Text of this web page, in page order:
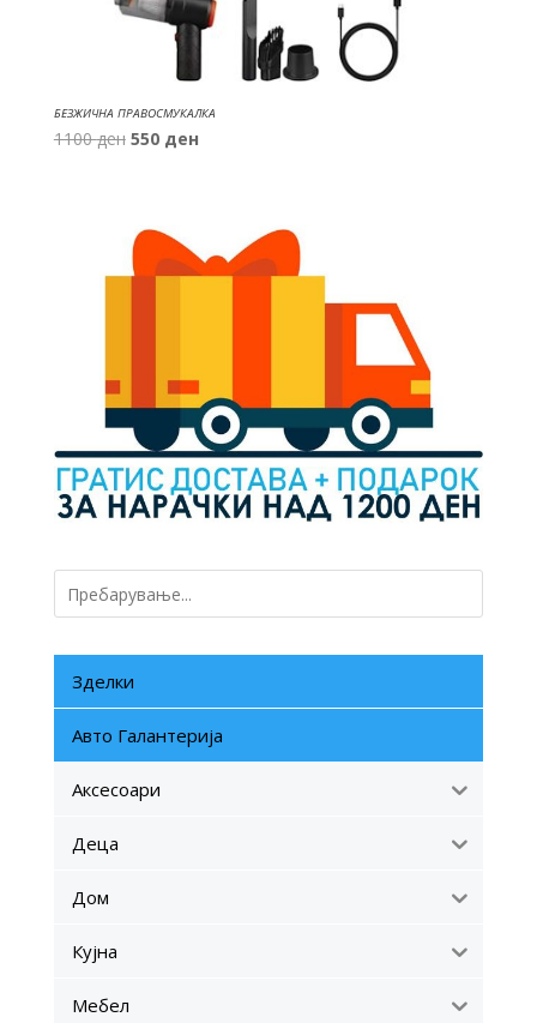
БЕЗЖИЧНА ПРАВОСМУКАЛКА
1100ден Original
550 денCurrent
Зделки
Авто Галантерија
Аксесоари
Деца
Дом
Кујна
Мебел